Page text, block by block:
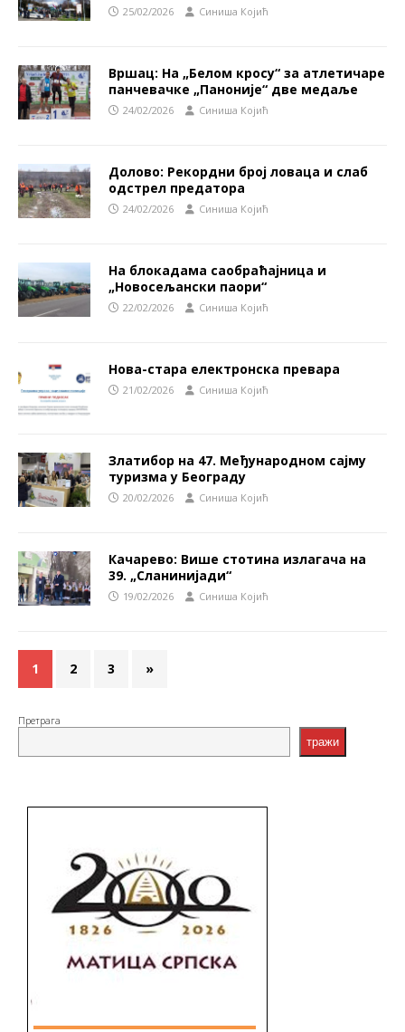
25/02/2026 Синиша Којић
Вршац: На „Белом кросу“ за атлетичаре
панчевачке „Паноније“ две медаље
24/02/2026 Синиша Којић
Долово: Рекордни број ловаца и слаб
одстрел предатора
24/02/2026 Синиша Којић
На блокадама саобраћајница и
„Новосељански паори“
22/02/2026 Синиша Којић
Нова-стара електронска превара
21/02/2026 Синиша Којић
Златибор на 47. Међународном сајму
туризма у Београду
20/02/2026 Синиша Којић
Качарево: Више стотина излагача на
39. „Сланинијади“
19/02/2026 Синиша Којић
1 2 3 »
Претрага
тражи